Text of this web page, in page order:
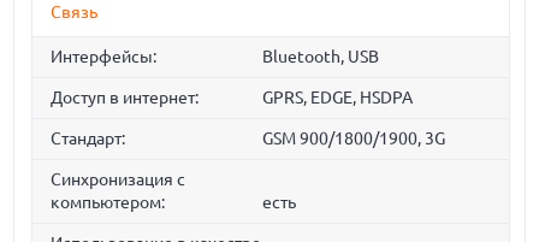
Связь
Интерфейсы: Bluetooth, USB
Доступ в интернет: GPRS, EDGE, HSDPA
Стандарт: GSM 900/1800/1900, 3G
Синхронизация с
компьютером:
есть